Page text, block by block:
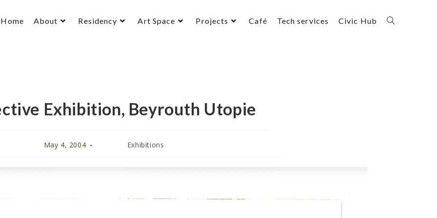
Home About Residency Art Space Projects Café Tech services Civic Hub
Exhibition, Beyrouth Utopie
May 4, 2004 Exhibitions